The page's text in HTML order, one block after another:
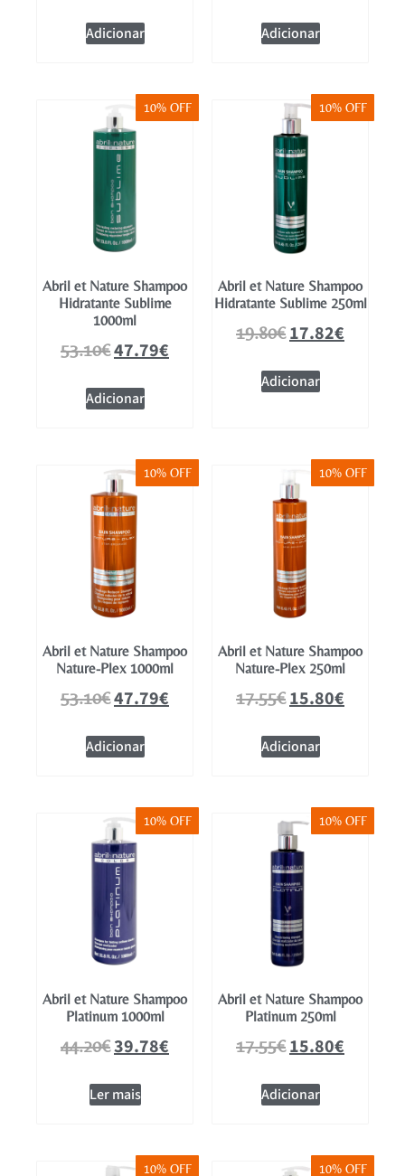
Adicionar Adicionar
10% OFF
Abril et Nature Shampoo
Hidratante Sublime
1000ml
53.10€47.79€
Adicionar
10% OFF
Abril et Nature Shampoo
Hidratante Sublime 250ml
19.80€17.82€
Adicionar
10% OFF
Abril et Nature Shampoo
Nature-Plex 1000ml
53.10€47.79€
Adicionar
10% OFF
Abril et Nature Shampoo
Nature-Plex 250ml
17.55€15.80€
Adicionar
10% OFF
Abril et Nature Shampoo
Platinum 1000ml
44.20€39.78€
Ler mais
10% OFF
Abril et Nature Shampoo
Platinum 250ml
17.55€15.80€
Adicionar
10% OFF 10% OFF